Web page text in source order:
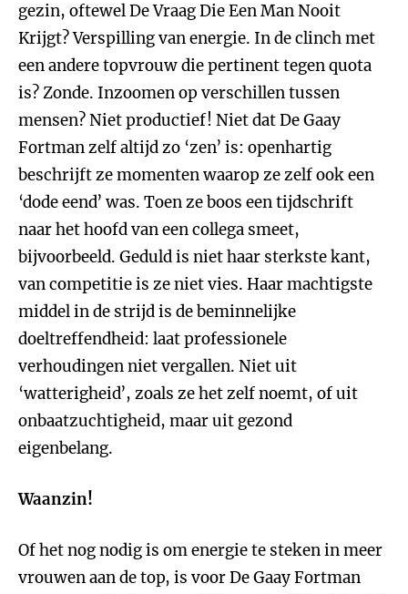
gezin, oftewel De Vraag Die Een Man Nooit
Krijgt? Verspilling van energie. In de clinch met
een andere topvrouw die pertinent tegen quota
is? Zonde. Inzoomen op verschillen tussen
mensen? Niet productief! Niet dat De Gaay
Fortman zelf altijd zo ‘zen’ is: openhartig
beschrijft ze momenten waarop ze zelf ook een
‘dode eend’ was. Toen ze boos een tijdschrift
naar het hoofd van een collega smeet,
bijvoorbeeld. Geduld is niet haar sterkste kant,
van competitie is ze niet vies. Haar machtigste
middel in de strijd is de beminnelijke
doeltreffendheid: laat professionele
verhoudingen niet vergallen. Niet uit
‘watterigheid’, zoals ze het zelf noemt, of uit
onbaatzuchtigheid, maar uit gezond
eigenbelang.
Waanzin!
Of het nog nodig is om energie te steken in meer
vrouwen aan de top, is voor De Gaay Fortman